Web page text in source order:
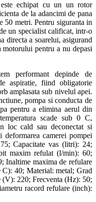
echipat cu un un rotor
de la adancimi de pana
50 metri. Pentru siguranta in
un specialist calificat, intr-o
directa a soarelui, asigurand
motorului pentru a nu depasi
performant depinde de
aspiratie, fiind obligatorie
amplasata sub nivelul apei.
pompa si conducta de
pentru a elimina aerul din
scade sub 0 C,
loc cald sau deconectat si
camerei pompei
Capacitate vas (litri): 24;
maxim refulat (l/min): 60;
Inaltime maxima de refulare
40; Material: metal; Grad
(V): 220; Frecventa (Hz): 50;
racord refulare (inch):